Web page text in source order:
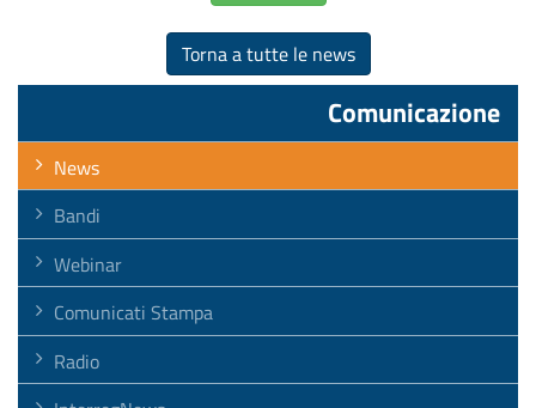
Torna a tutte le news
Comunicazione
News
Bandi
Webinar
Comunicati Stampa
Radio